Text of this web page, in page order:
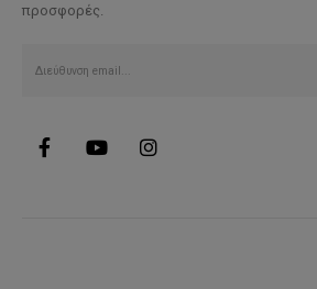
προσφορές.